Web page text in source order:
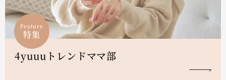
Feature
特集
4yuuuトレンドママ部